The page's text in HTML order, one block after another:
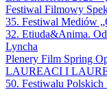
Festiwal Filmowy
35. Festiwal Mediów
32. Etiuda&Anima.
Lyncha
Plenery Film Spring
LAUREACI I
50. Festiwalu